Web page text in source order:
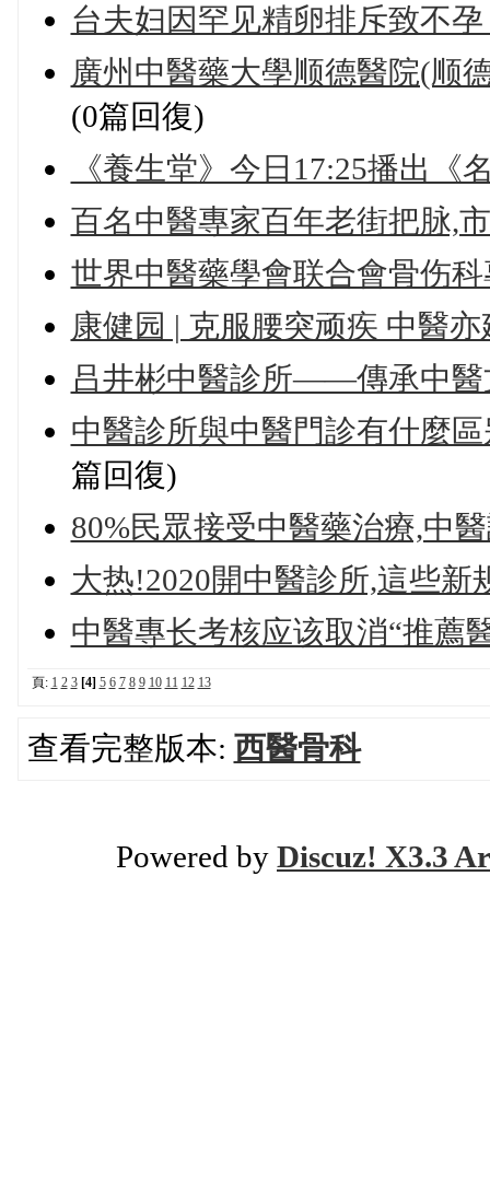
台夫妇因罕见精卵排斥致不
廣州中醫藥大學顺德醫院(顺
(0篇回復)
《養生堂》今日17:25播出《
百名中醫專家百年老街把脉,
世界中醫藥學會联合會骨伤
康健园 | 克服腰突顽疾 中醫
吕井彬中醫診所——傳承中醫
中醫診所與中醫門診有什麼
篇回復)
80%民眾接受中醫藥治療,中
大热!2020開中醫診所,這些新
中醫專长考核应该取消“推薦
頁: 1 2 3 [4] 5 6 7 8 9 10 11 12 13
查看完整版本: 西醫骨科
Powered by Discuz! X3.3